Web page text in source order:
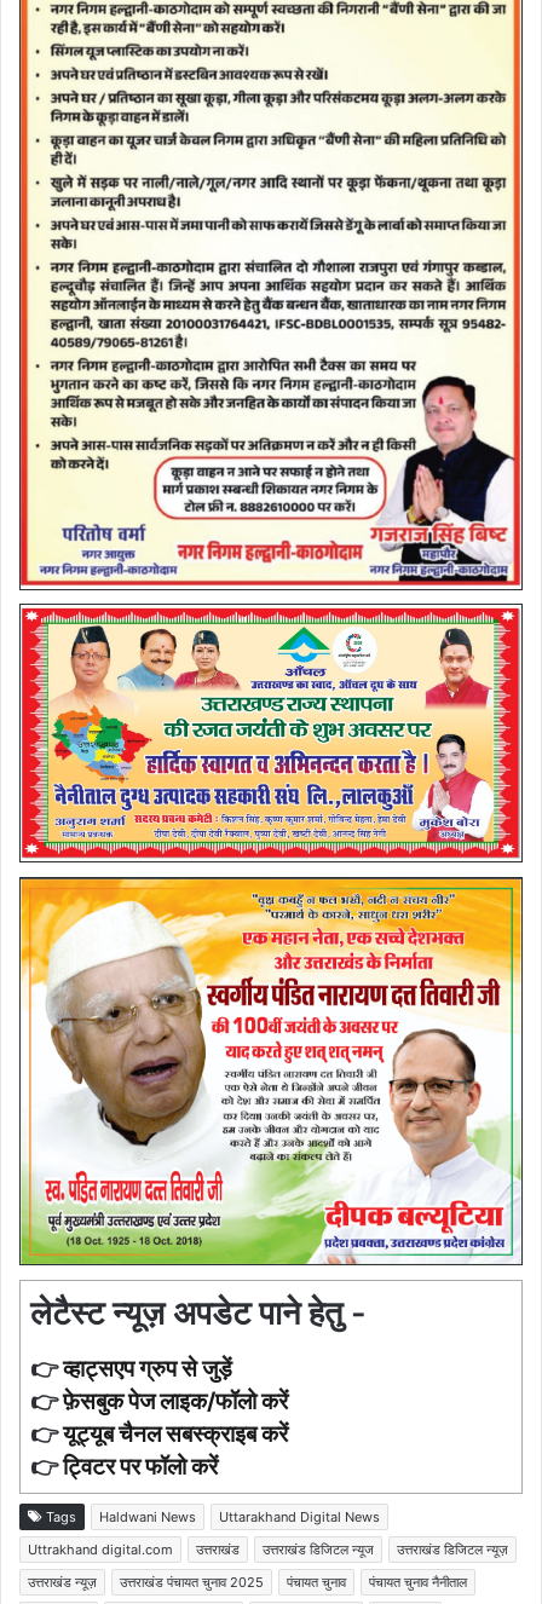
लेटैस्ट न्यूज़ अपडेट पाने हेतु -
👉व्हाट्सएप ग्रुप से जुड़ें
👉फ़ेसबुक पेज लाइक/फॉलो करें
👉यूट्यूब चैनल सबस्क्राइब करें
👉ट्विटर पर फॉलो करें
Tags Haldwani News
Uttarakhand Digital News
Uttrakhand digital.com
उत्तराखंड उत्तराखंड डिजिटल न्यूज
उत्तराखंड डिजिटल न्यूज़
उत्तराखंड न्यूज़
उत्तराखंड पंचायत चुनाव 2025 पंचायत चुनाव
पंचायत चुनाव नैनीताल